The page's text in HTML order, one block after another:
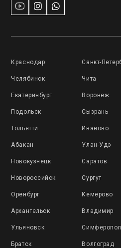
Краснодар Санкт-
Челябинск Чита
Екатеринбург Воронеж
Подольск Сызрань
Тольятти Иваново
Абакан Улан-Удэ
Новокузнецк Саратов
Новороссийск Сургут
Оренбург Кемерово
Архангельск Владимир
Ульяновск
Братск Волгоград